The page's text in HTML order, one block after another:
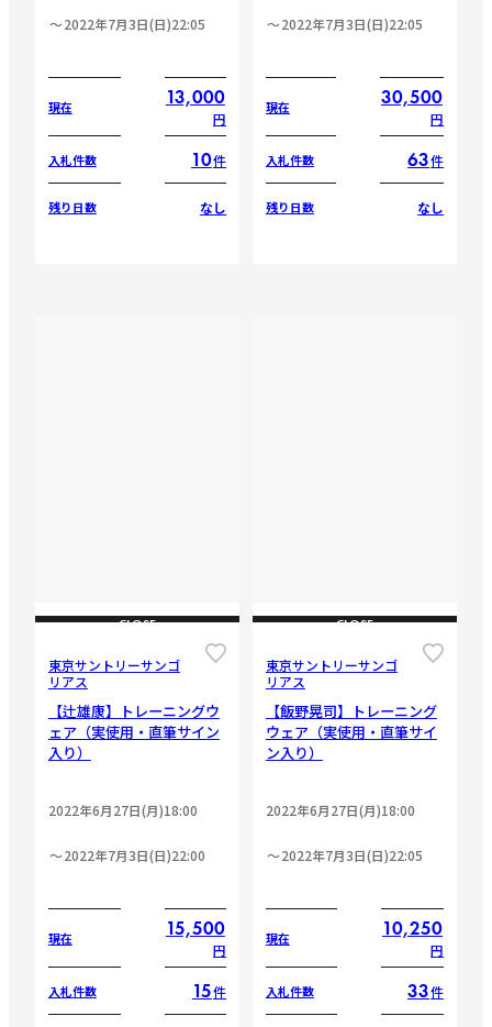
2022年7月3日(日)22:05
現在 13,000
円
入札件数 10件
残り日数 なし
2022年7月3日(日)22:05
現在 30,500
円
入札件数 63件
残り日数 なし
CLOSE
東京サントリーサンゴ
リアス
【辻雄康】トレーニングウ
ェア（実使用・直筆サイン
入り）
2022年6月27日(月)18:00
2022年7月3日(日)22:00
現在 15,500
円
入札件数 15件
CLOSE
東京サントリーサンゴ
リアス
【飯野晃司】トレーニング
ウェア（実使用・直筆サイ
ン入り）
2022年6月27日(月)18:00
2022年7月3日(日)22:05
現在 10,250
円
入札件数 33件